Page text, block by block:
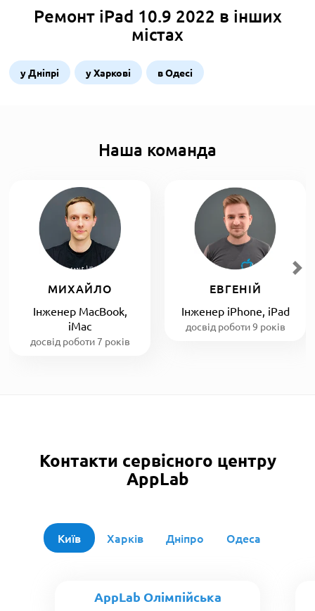
Ремонт iPad 10.9 2022 в інших
містах
у Дніпрі у Харкові в Одесі
Наша команда
МИХАЙЛО
Інженер MacBook,
iMac
досвід роботи 7 років
ЕВГЕНІЙ
Інженер iPhone, iPad
досвід роботи 9 років
Контакти сервісного центру
AppLab
Київ Харків Дніпро Одеса
AppLab Олімпійська